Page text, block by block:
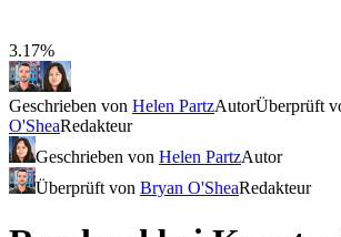
3.17%
Geschrieben von Helen PartzAutorÜberprüft
O'SheaRedakteur
Geschrieben von Helen PartzAutor
Überprüft von Bryan O'SheaRedakteur